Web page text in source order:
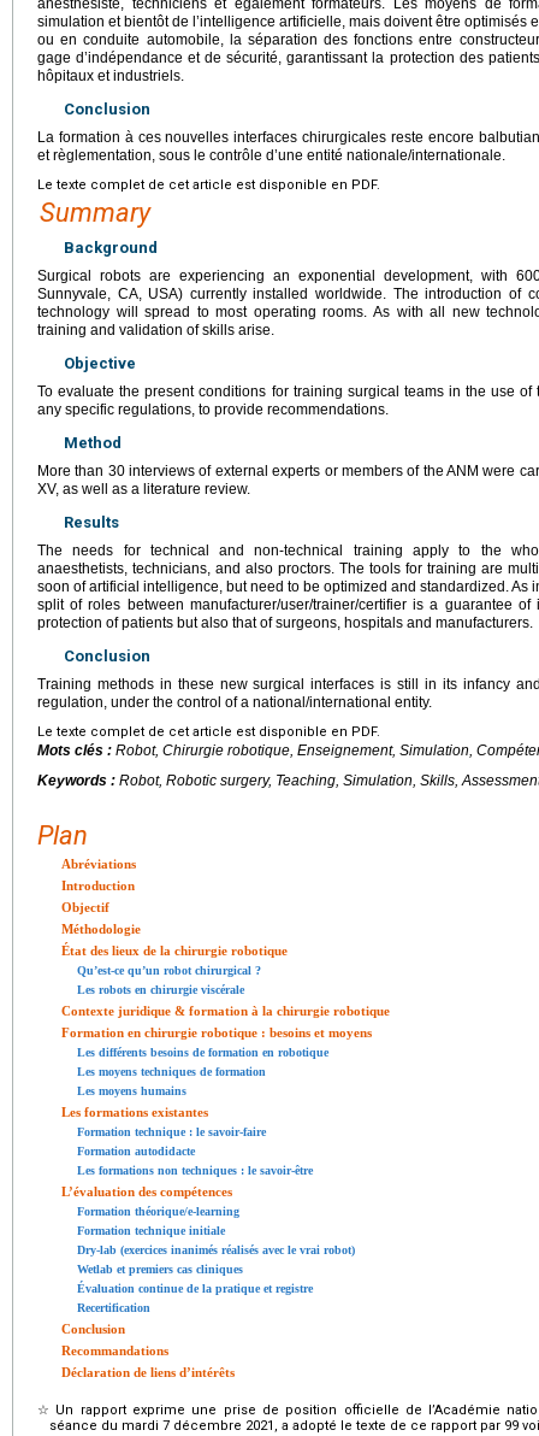
anesthésiste, techniciens et également formateurs. Les moyens de
simulation et bientôt de l’intelligence artificielle, mais doivent être optimisés
ou en conduite automobile, la séparation des fonctions entre
gage d’indépendance et de sécurité, garantissant la protection des
hôpitaux et industriels.
Conclusion
La formation à ces nouvelles interfaces chirurgicales reste encore
et règlementation, sous le contrôle d’une entité nationale/internationale.
Le texte complet de cet article est disponible en PDF.
Summary
Background
Surgical robots are experiencing an exponential development, with
Sunnyvale, CA, USA) currently installed worldwide. The introduction of
technology will spread to most operating rooms. As with all new
training and validation of skills arise.
Objective
To evaluate the present conditions for training surgical teams in the use
any specific regulations, to provide recommendations.
Method
More than 30 interviews of external experts or members of the ANM were
XV, as well as a literature review.
Results
The needs for technical and non-technical training apply to the
anaesthetists, technicians, and also proctors. The tools for training are
soon of artificial intelligence, but need to be optimized and standardized. As
split of roles between manufacturer/user/trainer/certifier is a guarantee
protection of patients but also that of surgeons, hospitals and manufacturers.
Conclusion
Training methods in these new surgical interfaces is still in its infancy
regulation, under the control of a national/international entity.
Le texte complet de cet article est disponible en PDF.
Mots clés : Robot, Chirurgie robotique, Enseignement, Simulation,
Keywords : Robot, Robotic surgery, Teaching, Simulation, Skills,
Plan
Abréviations
Introduction
Objectif
Méthodologie
État des lieux de la chirurgie robotique
Qu’est-ce qu’un robot chirurgical ?
Les robots en chirurgie viscérale
Contexte juridique & formation à la chirurgie robotique
Formation en chirurgie robotique : besoins et moyens
Les différents besoins de formation en robotique
Les moyens techniques de formation
Les moyens humains
Les formations existantes
Formation technique : le savoir-faire
Formation autodidacte
Les formations non techniques : le savoir-être
L’évaluation des compétences
Formation théorique/e-learning
Formation technique initiale
Dry-lab (exercices inanimés réalisés avec le vrai robot)
Wetlab et premiers cas cliniques
Évaluation continue de la pratique et registre
Recertification
Conclusion
Recommandations
Déclaration de liens d’intérêts
☆ Un rapport exprime une prise de position officielle de l’Académie
séance du mardi 7 décembre 2021, a adopté le texte de ce rapport par 99